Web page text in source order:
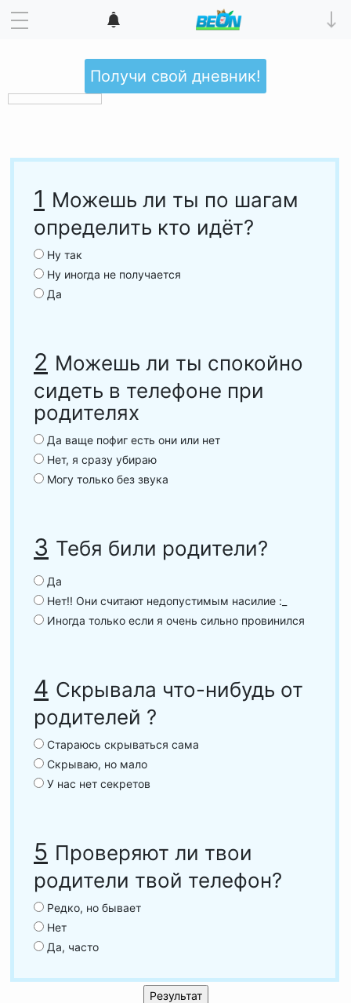
Получи свой дневник!
1 Можешь ли ты по шагам
определить кто идёт?
Ну так
Ну иногда не получается
Да
2 Можешь ли ты спокойно
сидеть в телефоне при
родителях
Да ваще пофиг есть они или нет
Нет, я сразу убираю
Могу только без звука
3 Тебя били родители?
Да
Нет!! Они считают недопустимым насилие :_
Иногда только если я очень сильно провинился
4 Скрывала что-нибудь от
родителей ?
Стараюсь скрываться сама
Скрываю, но мало
У нас нет секретов
5 Проверяют ли твои
родители твой телефон?
Редко, но бывает
Нет
Да, часто